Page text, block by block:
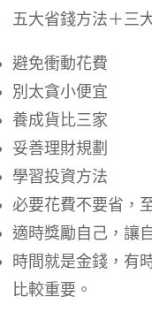
五大省錢方法＋三
避免衝動花費
別太貪小便宜
養成貨比三家
妥善理財規劃
學習投資方法
必要花費不要省，
適時獎勵自己，讓
時間就是金錢，有
比較重要。